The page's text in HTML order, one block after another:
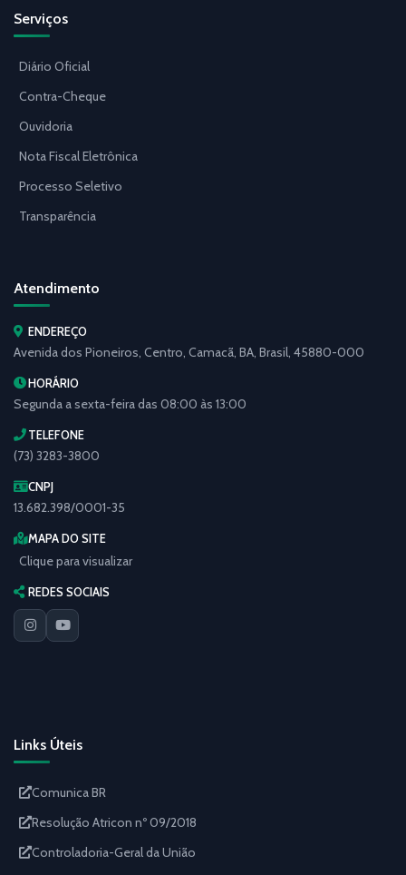
Serviços
Diário Oficial
Contra-Cheque
Ouvidoria
Nota Fiscal Eletrônica
Processo Seletivo
Transparência
Atendimento
ENDEREÇO
Avenida dos Pioneiros, Centro, Camacã, BA, Brasil, 45880-000
HORÁRIO
Segunda a sexta-feira das 08:00 às 13:00
TELEFONE
(73) 3283-3800
CNPJ
13.682.398/0001-35
MAPA DO SITE
Clique para visualizar
REDES SOCIAIS
Links Úteis
Comunica BR
Resolução Atricon nº 09/2018
Controladoria-Geral da União